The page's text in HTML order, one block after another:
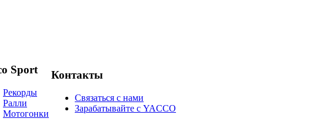
Sport
Рекорды
Ралли
Мотогонки
Контакты
Связаться с нами
Зарабатывайте с YACCO